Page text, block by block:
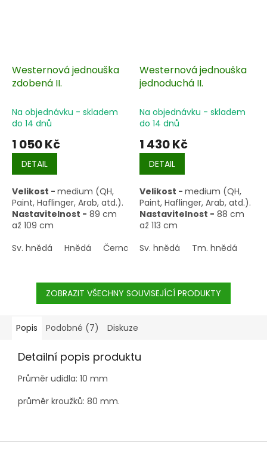
Westernová jednouška
zdobená II.
Na objednávku - skladem
do 14 dnů
1 050 Kč
DETAIL
Velikost - medium (QH,
Paint, Haflinger, Arab, atd.).
Nastavitelnost - 89 cm
až 109 cm
Sv. hnědá
Hnědá Černohnědá
Westernová jednouška
jednoduchá II.
Na objednávku - skladem
do 14 dnů
1 430 Kč
DETAIL
Velikost - medium (QH,
Paint, Haflinger, Arab, atd.).
Nastavitelnost - 88 cm
až 113 cm
Sv. hnědá
Tm. hnědá
ZOBRAZIT VŠECHNY SOUVISEJÍCÍ PRODUKTY
Popis Podobné (7) Diskuze
Detailní popis produktu
Průměr udidla: 10 mm
průměr kroužků: 80 mm.
Z